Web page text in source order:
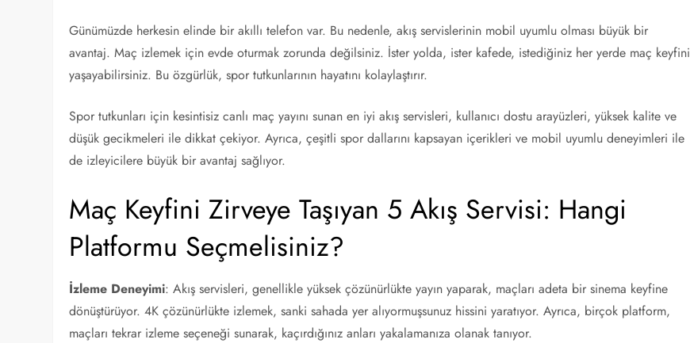
Günümüzde herkesin elinde bir akıllı telefon var. Bu nedenle, akış servislerinin mobil uyumlu olması büyük bir
avantaj. Maç izlemek için evde oturmak zorunda değilsiniz. İster yolda, ister kafede, istediğiniz her yerde maç keyfini
yaşayabilirsiniz. Bu özgürlük, spor tutkunlarının hayatını kolaylaştırır.
Spor tutkunları için kesintisiz canlı maç yayını sunan en iyi akış servisleri, kullanıcı dostu arayüzleri, yüksek kalite ve
düşük gecikmeleri ile dikkat çekiyor. Ayrıca, çeşitli spor dallarını kapsayan içerikleri ve mobil uyumlu deneyimleri ile
de izleyicilere büyük bir avantaj sağlıyor.
Maç Keyfini Zirveye Taşıyan 5 Akış Servisi: Hangi
Platformu Seçmelisiniz?
İzleme Deneyimi: Akış servisleri, genellikle yüksek çözünürlükte yayın yaparak, maçları adeta bir sinema keyfine
dönüştürüyor. 4K çözünürlükte izlemek, sanki sahada yer alıyormuşsunuz hissini yaratıyor. Ayrıca, birçok platform,
maçları tekrar izleme seçeneği sunarak, kaçırdığınız anları yakalamanıza olanak tanıyor.